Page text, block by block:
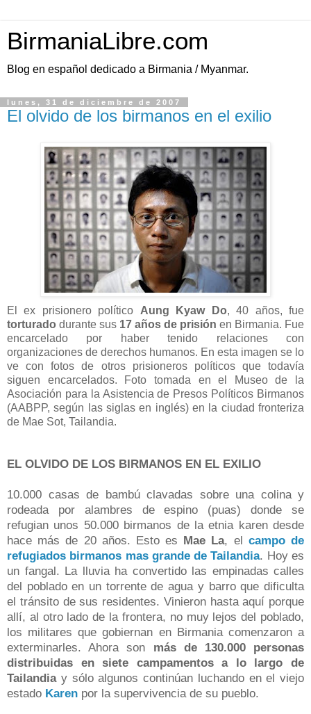
BirmaniaLibre.com
Blog en español dedicado a Birmania / Myanmar.
lunes, 31 de diciembre de 2007
El olvido de los birmanos en el exilio
El ex prisionero político Aung Kyaw Do, 40 años, fue
torturado durante sus 17 años de prisión en Birmania. Fue
encarcelado por haber tenido relaciones con
organizaciones de derechos humanos. En esta imagen se lo
ve con fotos de otros prisioneros políticos que todavía
siguen encarcelados. Foto tomada en el Museo de la
Asociación para la Asistencia de Presos Políticos Birmanos
(AABPP, según las siglas en inglés) en la ciudad fronteriza
de Mae Sot, Tailandia.
EL OLVIDO DE LOS BIRMANOS EN EL EXILIO
10.000 casas de bambú clavadas sobre una colina y
rodeada por alambres de espino (puas) donde se
refugian unos 50.000 birmanos de la etnia karen desde
hace más de 20 años. Esto es Mae La, el campo de
refugiados birmanos mas grande de Tailandia. Hoy es
un fangal. La lluvia ha convertido las empinadas calles
del poblado en un torrente de agua y barro que dificulta
el tránsito de sus residentes. Vinieron hasta aquí porque
allí, al otro lado de la frontera, no muy lejos del poblado,
los militares que gobiernan en Birmania comenzaron a
exterminarles. Ahora son más de 130.000 personas
distribuidas en siete campamentos a lo largo de
Tailandiay sólo algunos continúan luchando en el viejo
estado Karen por la supervivencia de su pueblo.